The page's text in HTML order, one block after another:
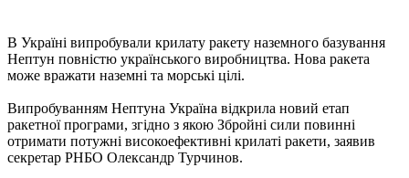
В Україні випробували крилату ракету наземного базування
Нептун повністю українського виробництва. Нова ракета
може вражати наземні та морські цілі.
Випробуванням Нептуна Україна відкрила новий етап
ракетної програми, згідно з якою Збройні сили повинні
отримати потужні високоефективні крилаті ракети, заявив
секретар РНБО Олександр Турчинов.